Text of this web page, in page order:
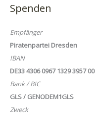
Spenden
Empfänger
Piratenpartei Dresden
IBAN
DE33 4306 0967 1329 3957 00
Bank / BIC
GLS / GENODEM1GLS
Zweck